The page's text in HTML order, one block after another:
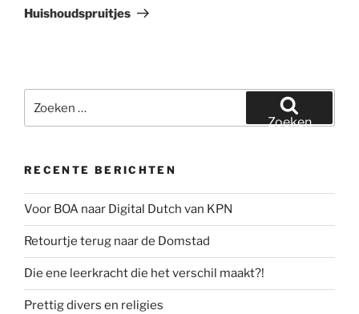
bericht
Huishoudspruitjes
naar:
Zoeken
RECENTE BERICHTEN
Voor BOA naar Digital Dutch van KPN
Retourtje terug naar de Domstad
Die ene leerkracht die het verschil maakt?!
Prettig divers en religies